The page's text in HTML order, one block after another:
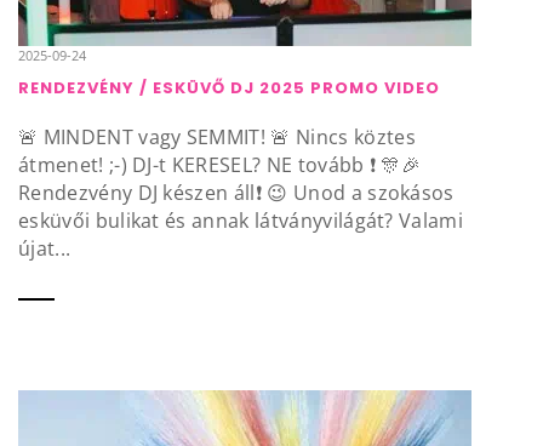
2025-09-24
RENDEZVÉNY / ESKÜVŐ DJ 2025 PROMO VIDEO
🚨 MINDENT vagy SEMMIT! 🚨 Nincs köztes
átmenet! ;-) DJ-t KERESEL? NE tovább ❗️ 🎊🎉
Rendezvény DJ készen áll❗️ 😉 Unod a szokásos
esküvői bulikat és annak látványvilágát? Valami
újat...